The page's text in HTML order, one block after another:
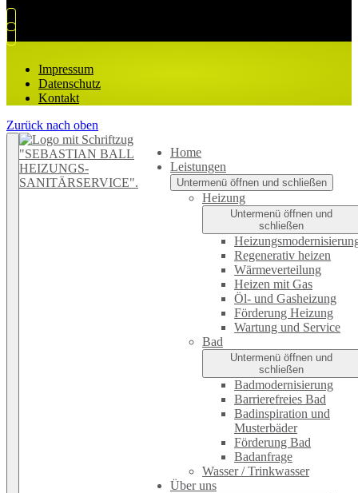
Impressum
Datenschutz
Kontakt
Zurück nach oben
Home
Leistungen
Untermenü öffnen und schließen
Heizung
Untermenü öffnen und
schließen
Regenerativ heizen
Wärmeverteilung
Heizen mit Gas
Öl- und Gasheizung
Förderung Heizung
Wartung und Service
Bad
Untermenü öffnen und
schließen
Badmodernisierung
Barrierefreies Bad
Badinspiration und
Musterbäder
Förderung Bad
Badanfrage
Wasser / Trinkwasser
Über uns